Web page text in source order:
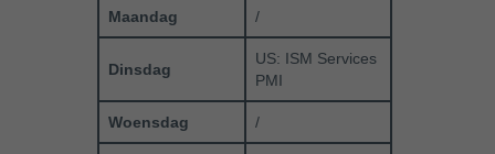
Maandag /
Dinsdag
US: ISM Services
PMI
Woensdag /